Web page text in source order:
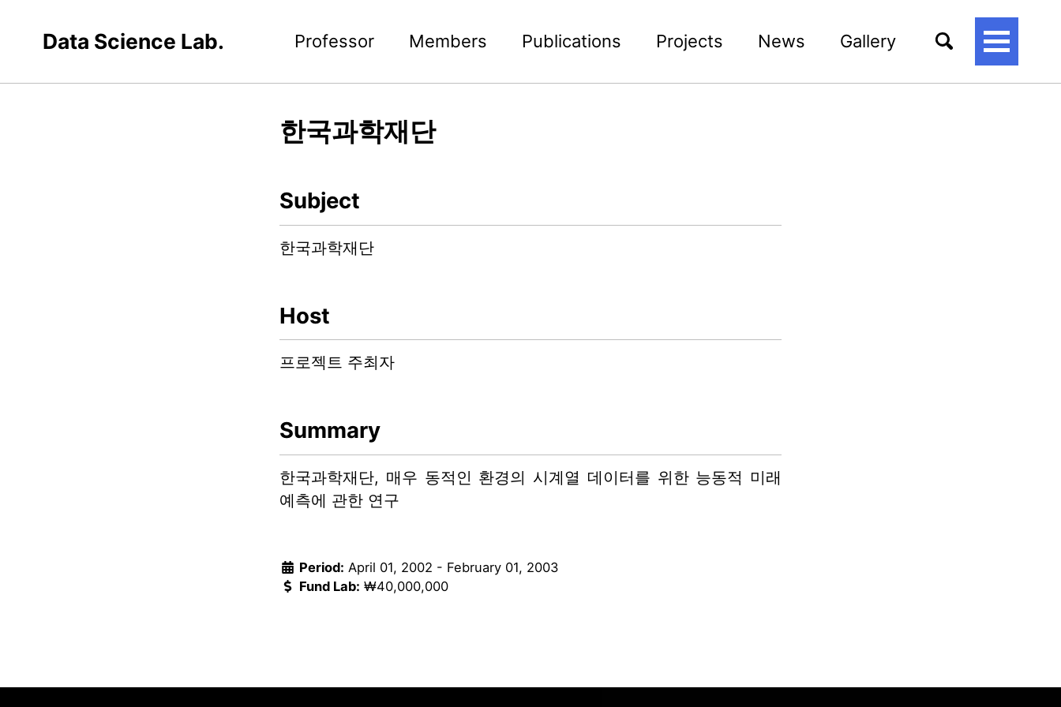
Data Science Lab. Professor Members Publications Projects News Gallery
토
한국과학재단
Subject
한국과학재단
Host
프로젝트 주최자
Summary
한국과학재단, 매우 동적인 환경의 시계열 데이터를 위한 능동적 미래
예측에 관한 연구
Period: April 01, 2002 - February 01, 2003
Fund Lab: ₩40,000,000